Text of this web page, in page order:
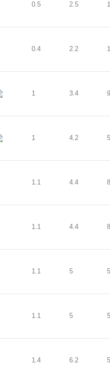
0.5 2.5
0.4 2.2
1 3.4
1 4.2
1.1 4.4
1.1 4.4
1.1 5
1.1 5
1.4 6.2